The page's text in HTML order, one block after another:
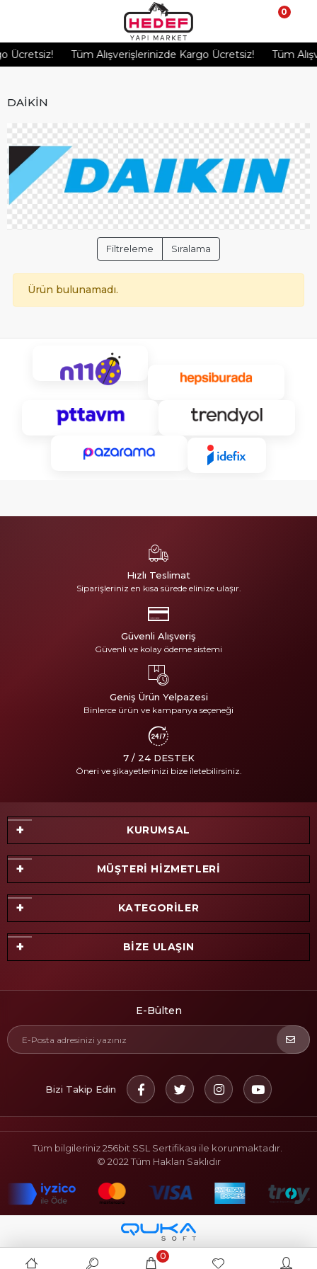
Ücretsiz! Tüm Alışverişlerinizde Kargo Ücretsiz! Tüm
0
DAİKİN
Filtreleme Sıralama
Ürün bulunamadı.
Hızlı Teslimat
Siparişleriniz en kısa sürede elinize ulaşır.
Güvenli Alışveriş
Güvenli ve kolay ödeme sistemi
Geniş Ürün Yelpazesi
Binlerce ürün ve kampanya seçeneği
7 / 24 DESTEK
Öneri ve şikayetlerinizi bize iletebilirsiniz.
KURUMSAL
MÜŞTERİ HİZMETLERİ
KATEGORİLER
BİZE ULAŞIN
E-Bülten
Bizi Takip Edin
Tüm bilgileriniz 256bit SSL Sertifikası ile korunmaktadır.
© 2022Tüm Hakları Saklıdır
0